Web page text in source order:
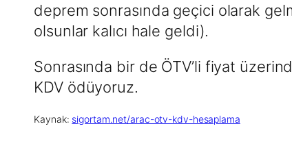
deprem sonrasında geçici olarak
olsunlar kalıcı hale geldi).
Sonrasında bir de ÖTV’li fiyat
KDV ödüyoruz.
Kaynak: sigortam.net/arac-otv-kdv-hesaplama